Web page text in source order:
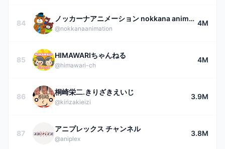
84
ノッカーナアニメーション nokkana animation
@nokkanaanimation
4M
85
HIMAWARIちゃんねる
@himawari-ch
4M
86
桐崎栄二.きりざきえいじ
@kirizakieizi
3.9M
87
アニプレックス チャンネル
@aniplex
3.8M